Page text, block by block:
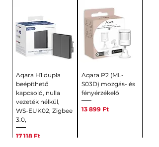
Aqara H1 dupla
beépíthető
kapcsoló, nulla
vezeték nélkül,
WS-EUK02, Zigbee
3.0,
Ár
17 118 Ft
Aqara P2 (ML-
S03D) mozgás- és
fényérzékelő
Ár
13 899 Ft